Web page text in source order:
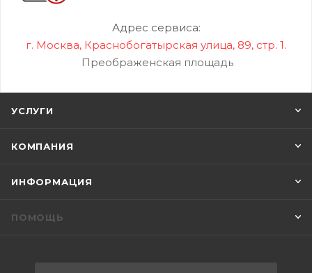
Адрес сервиса:
г. Москва, Краснобогатырская улица, 89, стр. 1.
Преображенская площадь
УСЛУГИ
КОМПАНИЯ
ИНФОРМАЦИЯ
ПОМОЩЬ